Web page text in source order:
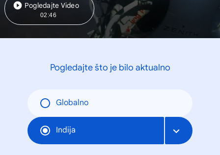
Pogledajte Video
02:46
Pogledajte što je bilo aktualno
Globalno
Indija